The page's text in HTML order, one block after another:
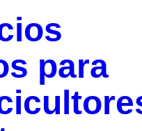
para